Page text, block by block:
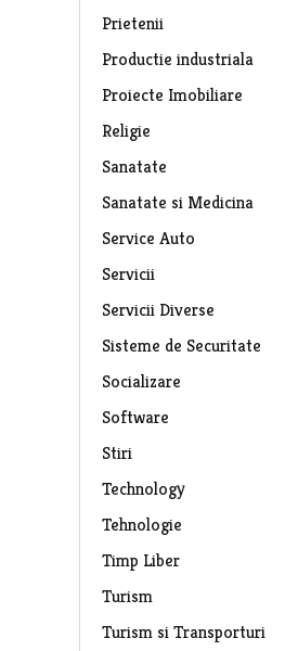
Prietenii
Productie industriala
Proiecte Imobiliare
Religie
Sanatate
Sanatate si Medicina
Service Auto
Servicii
Servicii Diverse
Sisteme de Securitate
Socializare
Software
Stiri
Technology
Tehnologie
Timp Liber
Turism
Turism si Transporturi